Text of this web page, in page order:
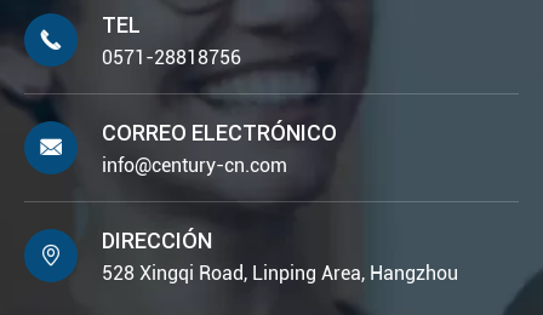

TEL
0571-28818756

CORREO ELECTRÓNICO
info@century-cn.com

DIRECCIÓN
528 Xingqi Road, Linping Area, Hangzhou